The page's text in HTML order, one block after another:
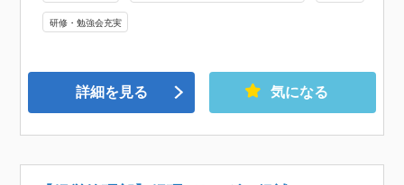
研修・勉強会充実
詳細を見る 気になる